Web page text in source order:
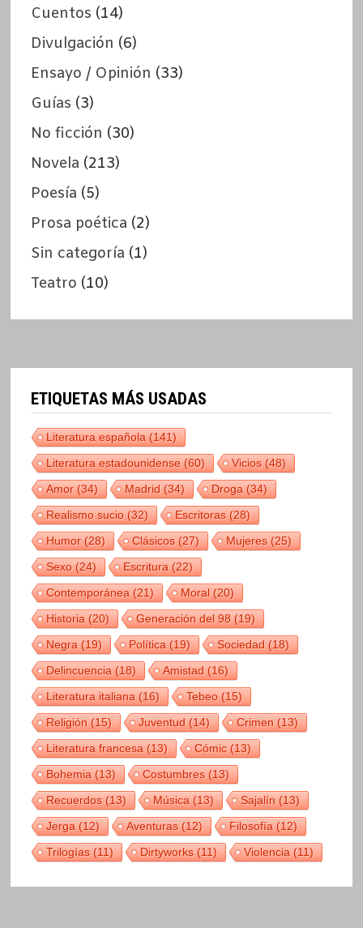
Cuentos (14)
Divulgación (6)
Ensayo / Opinión (33)
Guías (3)
No ficción (30)
Novela (213)
Poesía (5)
Prosa poética (2)
Sin categoría (1)
Teatro (10)
ETIQUETAS MÁS USADAS
Literatura española(141)
Literatura estadounidense(60) Vicios(48)
Amor(34) Madrid(34) Droga(34)
Realismo sucio(32) Escritoras(28)
Humor(28) Clásicos(27) Mujeres(25)
Sexo(24) Escritura(22)
Contemporánea(21) Moral(20)
Historia(20) Generación del 98(19)
Negra(19) Política(19) Sociedad(18)
Delincuencia(18) Amistad(16)
Literatura italiana(16) Tebeo(15)
Religión(15) Juventud(14) Crimen(13)
Literatura francesa(13) Cómic(13)
Bohemia(13) Costumbres(13)
Recuerdos(13) Música(13) Sajalín(13)
Jerga(12) Aventuras(12) Filosofía(12)
Trilogías(11) Dirtyworks(11) Violencia(11)